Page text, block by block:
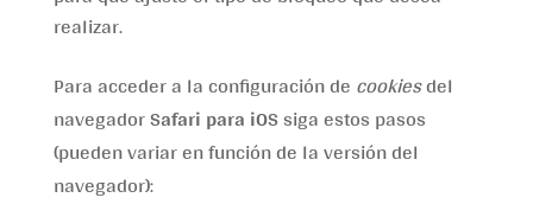
realizar.
Para acceder a la configuración decookiesdel
navegadorSafari para iOSsiga estos pasos
(pueden variar en función de la versión del
navegador):